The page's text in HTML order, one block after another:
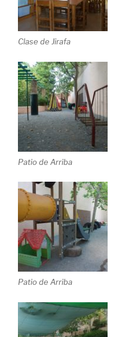
Clase de Jirafa
Patio de Arriba
Patio de Arriba